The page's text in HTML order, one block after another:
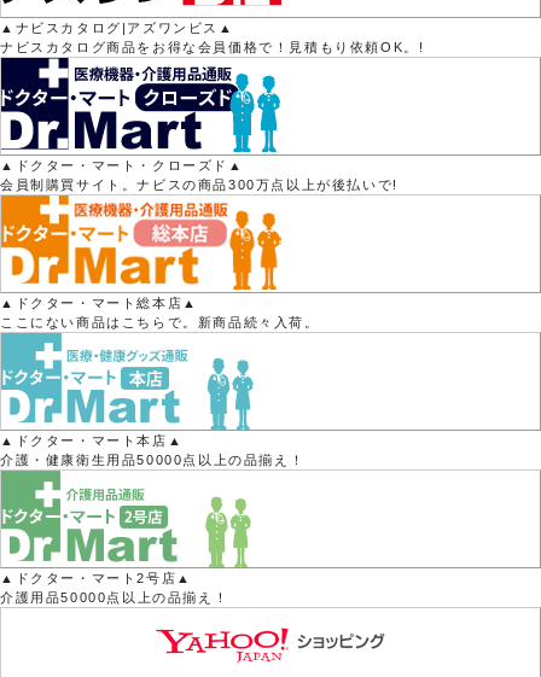
▲ナビスカタログ|アズワンビス▲
ナビスカタログ商品をお得な会員価格で！見積もり依頼OK。!
▲ドクター・マート・クローズド▲
会員制購買サイト。ナビスの商品300万点以上が後払いで!
▲ドクター・マート総本店▲
ここにない商品はこちらで。新商品続々入荷。
▲ドクター・マート本店▲
介護・健康衛生用品50000点以上の品揃え！
▲ドクター・マート2号店▲
介護用品50000点以上の品揃え！